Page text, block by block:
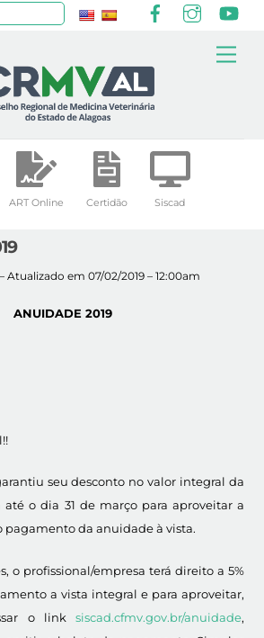
ART Online Certidão Siscad
Atualizado em 07/02/2019 – 12:00am
ANUIDADE 2019
seu desconto no valor integral da
até o dia 31 de março para aproveitar a
pagamento da anuidade à vista.
o profissional/empresa terá direito a 5%
a vista integral e para aproveitar,
o link siscad.cfmv.gov.br/anuidade,